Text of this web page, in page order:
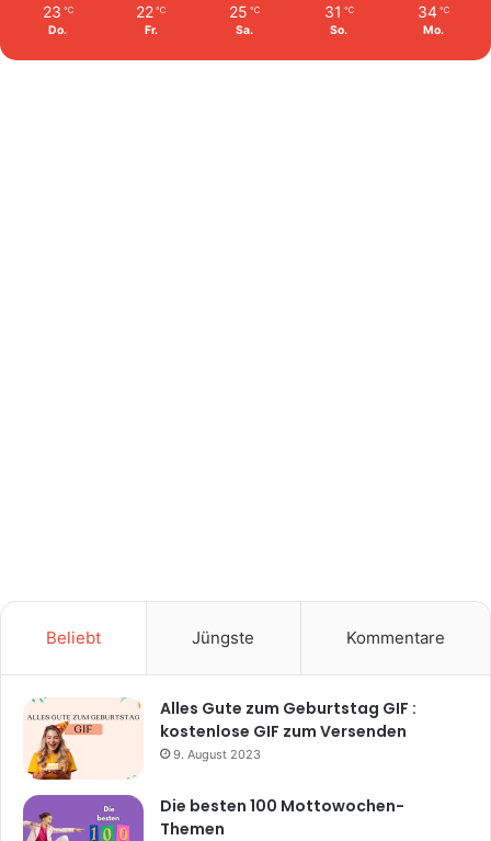
23 ℃
Do.
22 ℃
Fr.
25 ℃
Sa.
31 ℃
So.
34 ℃
Mo.
Beliebt Jüngste Kommentare
Alles Gute zum Geburtstag GIF :
kostenlose GIF zum Versenden
9. August 2023
Die besten 100 Mottowochen-
Themen